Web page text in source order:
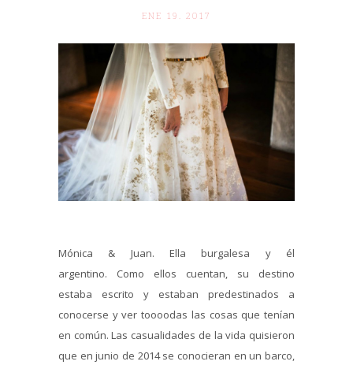
ENE 19. 2017
Mónica & Juan. Ella burgalesa y él
argentino. Como ellos cuentan, su destino
estaba escrito y estaban predestinados a
conocerse y ver toooodas las cosas que tenían
en común. Las casualidades de la vida quisieron
que en junio de 2014 se conocieran en un barco,